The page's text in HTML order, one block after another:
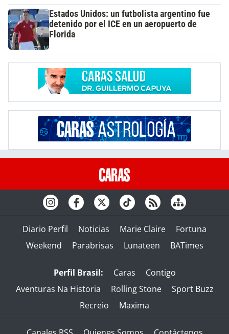
Estados Unidos: un futbolista argentino fue
detenido por el ICE en un aeropuerto de
Florida
Diario Perfil Noticias Marie Claire
Fortuna
Weekend
Parabrisas Lunateen BATimes
Perfil Brasil: Caras
Contigo
Aventuras Na Historia
Rolling Stone
Sport Buzz
Recreio
Maxima